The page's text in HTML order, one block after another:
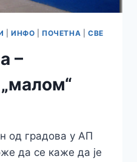
ИНФО ПОЧЕТНА |СВЕ
–
од градова у АП
да се каже да је